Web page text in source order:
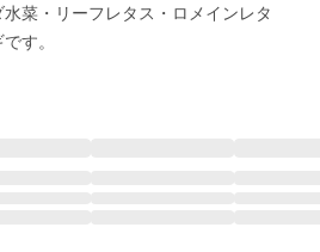
菜・リーフレタス・ロメインレタ
す。